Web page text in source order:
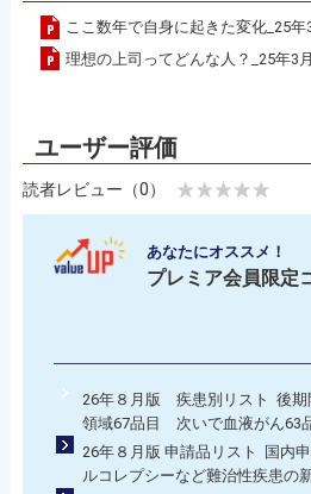
ここ数年で自身に起きた変化_25年
理想の上司ってどんな人？_25年3
読者レビュー（0）
あなたにオススメ！
プレミア会員限定
26年８月版 疾患別リスト 後
領域67品目 次いで血液がん63
26年８月版 申請品リスト 国内
ルコレプシーなど難治性疾患の